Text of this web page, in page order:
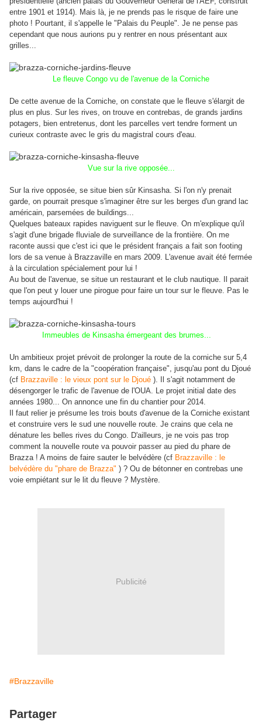
entre 1901 et 1914). Mais là, je ne prends pas le risque de faire une
photo ! Pourtant, il s'appelle le "Palais du Peuple". Je ne pense pas
cependant que nous aurions pu y rentrer en nous présentant aux
grilles...
Le fleuve Congo vu de l'avenue de la Corniche
De cette avenue de la Corniche, on constate que le fleuve s'élargit de
plus en plus. Sur les rives, on trouve en contrebas, de grands jardins
potagers, bien entretenus, dont les parcelles vert tendre forment un
curieux contraste avec le gris du magistral cours d'eau.
Vue sur la rive opposée...
Sur la rive opposée, se situe bien sûr Kinsasha. Si l'on n'y prenait
garde, on pourrait presque s'imaginer être sur les berges d'un grand lac
américain, parsemées de buildings...
Quelques bateaux rapides naviguent sur le fleuve. On m'explique qu'il
s'agit d'une brigade fluviale de surveillance de la frontière. On me
raconte aussi que c'est ici que le président français a fait son footing
lors de sa venue à Brazzaville en mars 2009. L'avenue avait été fermée
à la circulation spécialement pour lui !
Au bout de l'avenue, se situe un restaurant et le club nautique. Il parait
que l'on peut y louer une pirogue pour faire un tour sur le fleuve. Pas le
temps aujourd'hui !
Immeubles de Kinsasha émergeant des brumes...
Un ambitieux projet prévoit de prolonger la route de la corniche sur 5,4
km, dans le cadre de la "coopération française", jusqu'au pont du Djoué
(cf Brazzaville : le vieux pont sur le Djoué ). Il s'agit notamment de
désengorger le trafic de l'avenue de l'OUA. Le projet initial date des
années 1980... On annonce une fin du chantier pour 2014.
Il faut relier je présume les trois bouts d'avenue de la Corniche existant
et construire vers le sud une nouvelle route. Je crains que cela ne
dénature les belles rives du Congo. D'ailleurs, je ne vois pas trop
comment la nouvelle route va pouvoir passer au pied du phare de
Brazza ! A moins de faire sauter le belvédère (cf Brazzaville : le
belvédère du "phare de Brazza" ) ? Ou de bétonner en contrebas une
voie empiétant sur le lit du fleuve ? Mystère.
Publicité
#Brazzaville
Partager